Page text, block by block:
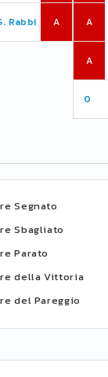
Rabbi A A
A
0
Segnato
Sbagliato
Parato
della Vittoria
del Pareggio